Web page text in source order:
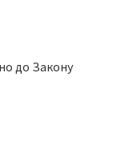
до Закону